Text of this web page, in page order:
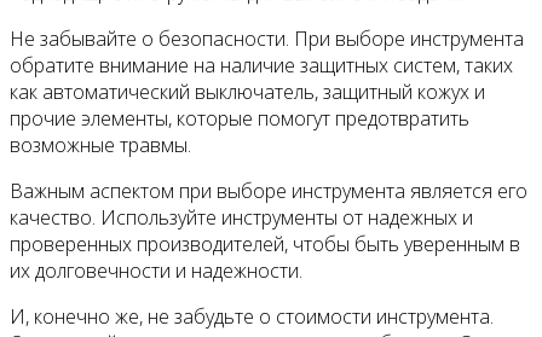
Не забывайте о безопасности. При выборе инструмента
обратите внимание на наличие защитных систем, таких
как автоматический выключатель, защитный кожух и
прочие элементы, которые помогут предотвратить
возможные травмы.
Важным аспектом при выборе инструмента является его
качество. Используйте инструменты от надежных и
проверенных производителей, чтобы быть уверенным в
их долговечности и надежности.
И, конечно же, не забудьте о стоимости инструмента.